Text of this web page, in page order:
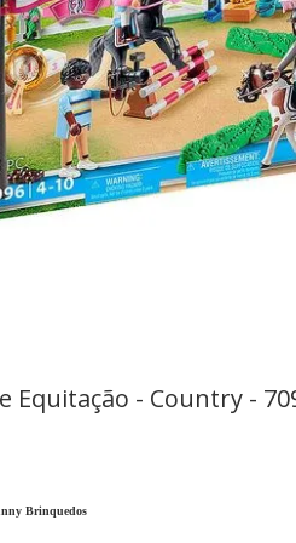
Equitação - Country -
Brinquedos